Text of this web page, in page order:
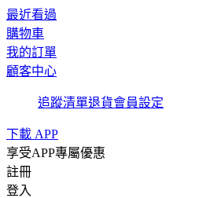
最近看過
購物車
我的訂單
顧客中心
追蹤清單退貨會員設定
下載 APP
享受APP專屬優惠
註冊
登入